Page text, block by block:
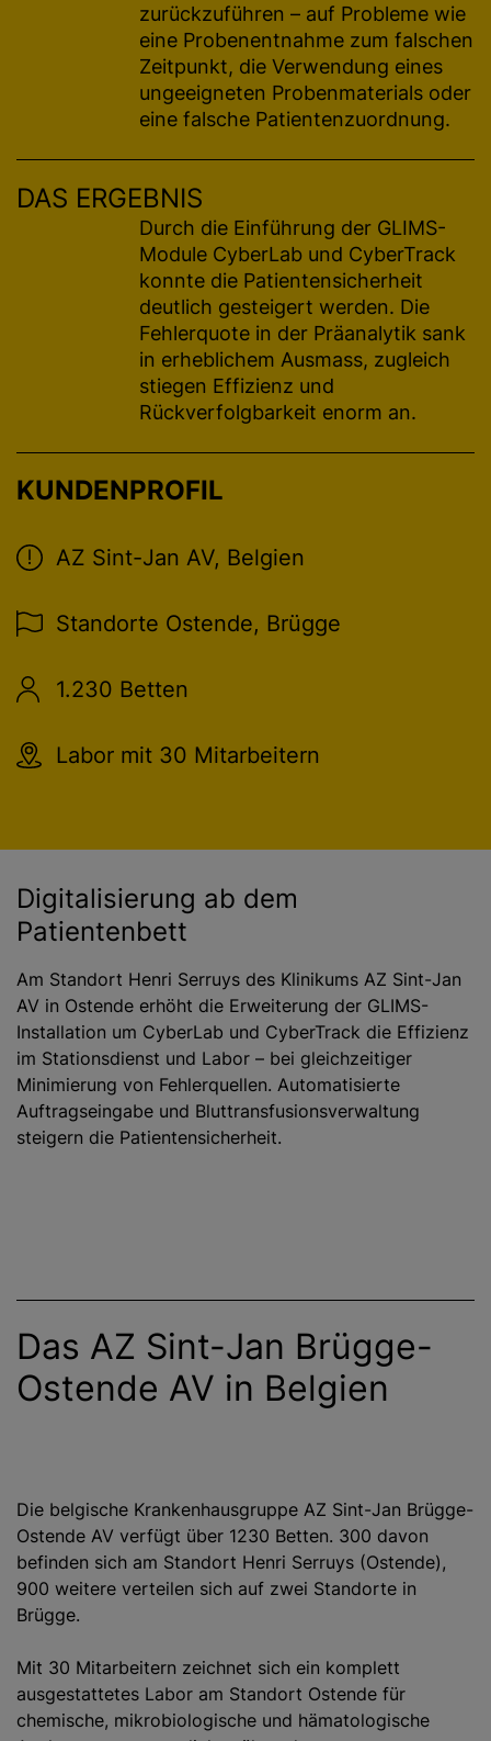
KUNDENPROFIL
AZ Sint-Jan AV, Belgien
Standorte Ostende, Brügge
1.230 Betten
Labor mit 30 Mitarbeitern
zurückzuführen – auf Probleme wie
eine Probenentnahme zum falschen
Zeitpunkt, die Verwendung eines
ungeeigneten Probenmaterials oder
eine falsche Patientenzuordnung.
DAS ERGEBNIS
Durch die Einführung der GLIMS-
Module CyberLab und CyberTrack
konnte die Patientensicherheit
deutlich gesteigert werden. Die
Fehlerquote in der Präanalytik sank
in erheblichem Ausmass, zugleich
stiegen Effizienz und
Rückverfolgbarkeit enorm an.
Digitalisierung ab dem
Patientenbett
Am Standort Henri Serruys des Klinikums AZ Sint-Jan
AV in Ostende erhöht die Erweiterung der GLIMS-
Installation um CyberLab und CyberTrack die Effizienz
im Stationsdienst und Labor – bei gleichzeitiger
Minimierung von Fehlerquellen. Automatisierte
Auftragseingabe und Bluttransfusionsverwaltung
steigern die Patientensicherheit.
Das AZ Sint-Jan Brügge-
Ostende AV in Belgien
Die belgische Krankenhausgruppe AZ Sint-Jan Brügge-
Ostende AV verfügt über 1230 Betten. 300 davon
befinden sich am Standort Henri Serruys (Ostende),
900 weitere verteilen sich auf zwei Standorte in
Brügge.
Mit 30 Mitarbeitern zeichnet sich ein komplett
ausgestattetes Labor am Standort Ostende für
chemische, mikrobiologische und hämatologische